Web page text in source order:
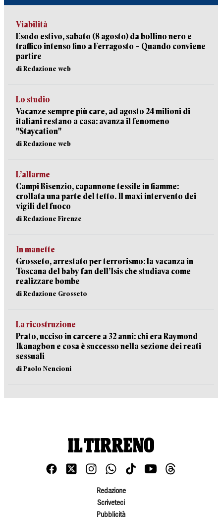
Viabilità
Esodo estivo, sabato (8 agosto) da bollino nero e
traffico intenso fino a Ferragosto – Quando conviene
partire
di Redazione web
Lo studio
Vacanze sempre più care, ad agosto 24 milioni di
italiani restano a casa: avanza il fenomeno
"Staycation"
di Redazione web
L’allarme
Campi Bisenzio, capannone tessile in fiamme:
crollata una parte del tetto. Il maxi intervento dei
vigili del fuoco
di Redazione Firenze
In manette
Grosseto, arrestato per terrorismo: la vacanza in
Toscana del baby fan dell’Isis che studiava come
realizzare bombe
di Redazione Grosseto
La ricostruzione
Prato, ucciso in carcere a 32 anni: chi era Raymond
Ikanagbon e cosa è successo nella sezione dei reati
sessuali
di Paolo Nencioni
Redazione
Scriveteci
Pubblicità